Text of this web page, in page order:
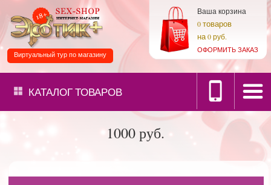
Ваша корзина
0товаров
на0 руб.
ОФОРМИТЬ ЗАКАЗ
Виртуальный тур по магазину
КАТАЛОГТОВАРОВ
1000 руб.